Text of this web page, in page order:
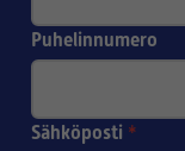
Puhelinnumero
Sähköposti *